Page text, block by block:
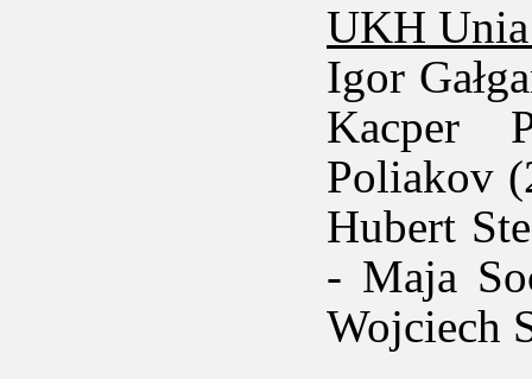
UKH
Igor
Kacper
Poliakov
Hubert
- Maja
Wojciech